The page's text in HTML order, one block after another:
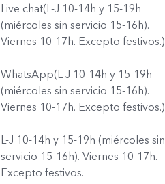
Live chat(L-J 10-14h y 15-19h
(miércoles sin servicio 15-16h).
Viernes 10-17h. Excepto festivos.)
WhatsApp(L-J 10-14h y 15-19h
(miércoles sin servicio 15-16h).
Viernes 10-17h. Excepto festivos.)
L-J 10-14h y 15-19h (miércoles sin
servicio 15-16h). Viernes 10-17h.
Excepto festivos.